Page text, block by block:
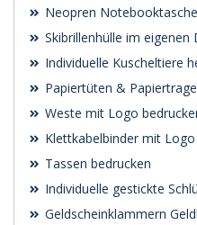
Neopren
Skibrillenhülle im
Individuelle Kuscheltiere
Papiertüten &
Weste mit Logo
Klettkabelbinder mit
Tassen bedrucken
Individuelle gestickte
Geldscheinklammern